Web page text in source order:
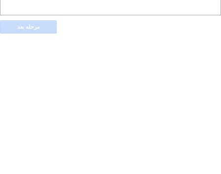
مرحله بعد